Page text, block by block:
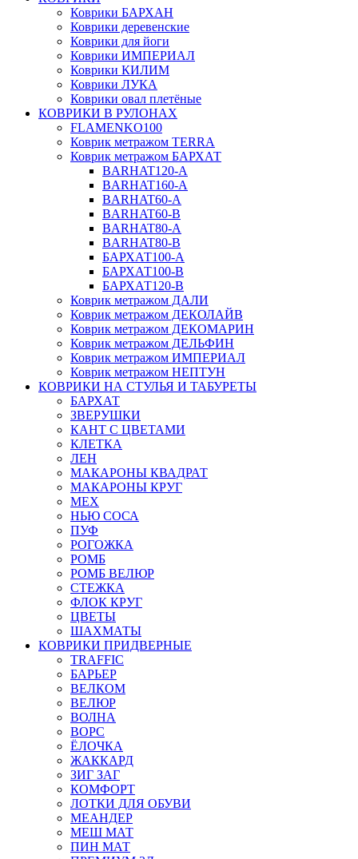
Коврики БАРХАН
Коврики деревенские
Коврики для йоги
Коврики ИМПЕРИАЛ
Коврики КИЛИМ
Коврики ЛУКА
Коврики овал плетёные
КОВРИКИ В РУЛОНАХ
FLAMENKO100
Коврик метражом TERRA
Коврик метражом БАРХАТ
BARHAT120-A
BARHAT160-A
BARHAT60-A
BARHAT60-B
BARHAT80-A
BARHAT80-B
БАРХАТ100-A
БАРХАТ100-B
БАРХАТ120-B
Коврик метражом ДАЛИ
Коврик метражом ДЕКОЛАЙВ
Коврик метражом ДЕКОМАРИН
Коврик метражом ДЕЛЬФИН
Коврик метражом ИМПЕРИАЛ
Коврик метражом НЕПТУН
КОВРИКИ НА СТУЛЬЯ И ТАБУРЕТЫ
БАРХАТ
ЗВЕРУШКИ
КАНТ С ЦВЕТАМИ
КЛЕТКА
ЛЕН
МАКАРОНЫ КВАДРАТ
МАКАРОНЫ КРУГ
МЕХ
НЬЮ СОСА
ПУФ
РОГОЖКА
РОМБ
РОМБ ВЕЛЮР
СТЕЖКА
ФЛОК КРУГ
ЦВЕТЫ
ШАХМАТЫ
КОВРИКИ ПРИДВЕРНЫЕ
TRAFFIC
БАРЬЕР
ВЕЛКОМ
ВЕЛЮР
ВОЛНА
ВОРС
ЁЛОЧКА
ЖАККАРД
ЗИГ ЗАГ
КОМФОРТ
ЛОТКИ ДЛЯ ОБУВИ
МЕАНДЕР
МЕШ МАТ
ПИН МАТ